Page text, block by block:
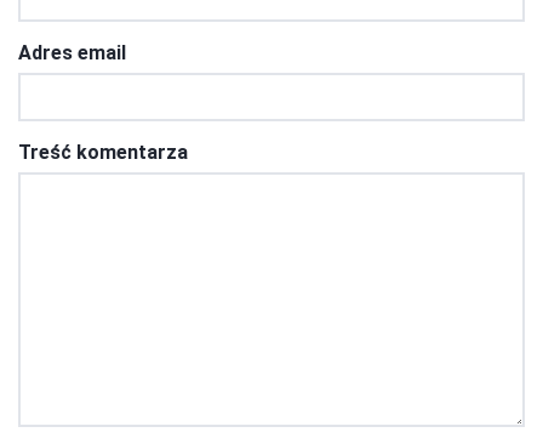
Adres email
Treść komentarza